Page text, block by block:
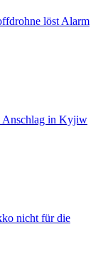
löst Alarm
Anschlag in Kyjiw
nicht für die